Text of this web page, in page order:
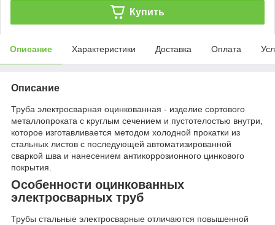
Купить
Описание Характеристики Доставка Оплата
Описание
Труба электросварная оцинкованная - изделие сортового
металлопроката с круглым сечением и пустотелостью внутри,
которое изготавливается методом холодной прокатки из
стальных листов с последующей автоматизированной
сваркой шва и нанесением антикоррозионного цинкового
покрытия.
Особенности оцинкованных
электросварных труб
Трубы стальные электросварные отличаются повышенной